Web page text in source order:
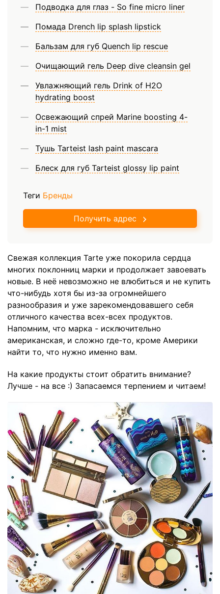
Подводка для глаз - So fine micro liner
Помада Drench lip splash lipstick
Бальзам для губ Quench lip rescue
Очищающий гель Deep dive cleansin gel
Увлажняющий гель Drink of H2O
hydrating boost
Освежающий спрей Marine boosting 4-
in-1 mist
Тушь Tarteist lash paint mascara
Блеск для губ Tarteist glossy lip paint
Теги Бренды
Получить адрес
Свежая коллекция Tarte уже покорила сердца
многих поклонниц марки и продолжает завоевать
новые. В неё невозможно не влюбиться и не купить
что-нибудь хотя бы из-за огромнейшего
разнообразия и уже зарекомендовавшего себя
отличного качества всех-всех продуктов.
Напомним, что марка - исключительно
американская, и сложно где-то, кроме Америки
найти то, что нужно именно вам.
На какие продукты стоит обратить внимание?
Лучше - на все :) Запасаемся терпением и читаем!